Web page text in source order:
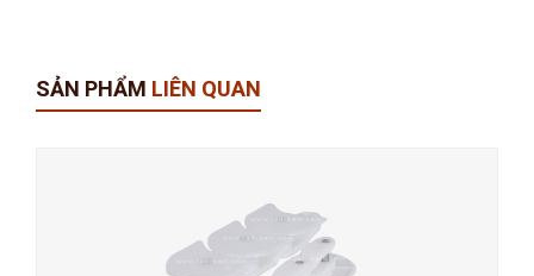
SẢN PHẨM LIÊN QUAN